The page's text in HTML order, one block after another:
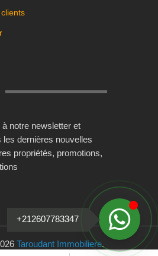
notre newsletter et
les dernières nouvelles
propriétés, promotions,
Taroudant Immobiliere.
+212607783347